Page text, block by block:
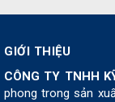
GIỚI THIỆU
CÔNG TY TNHH
phong trong sản